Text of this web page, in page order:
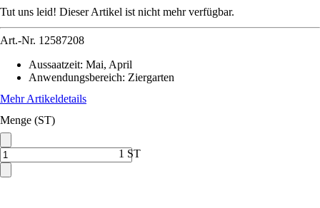
Tut uns leid! Dieser Artikel ist nicht mehr verfügbar.
Art.-Nr. 12587208
Aussaatzeit: Mai, April
Anwendungsbereich: Ziergarten
Mehr Artikeldetails
Menge (ST)
1 ST